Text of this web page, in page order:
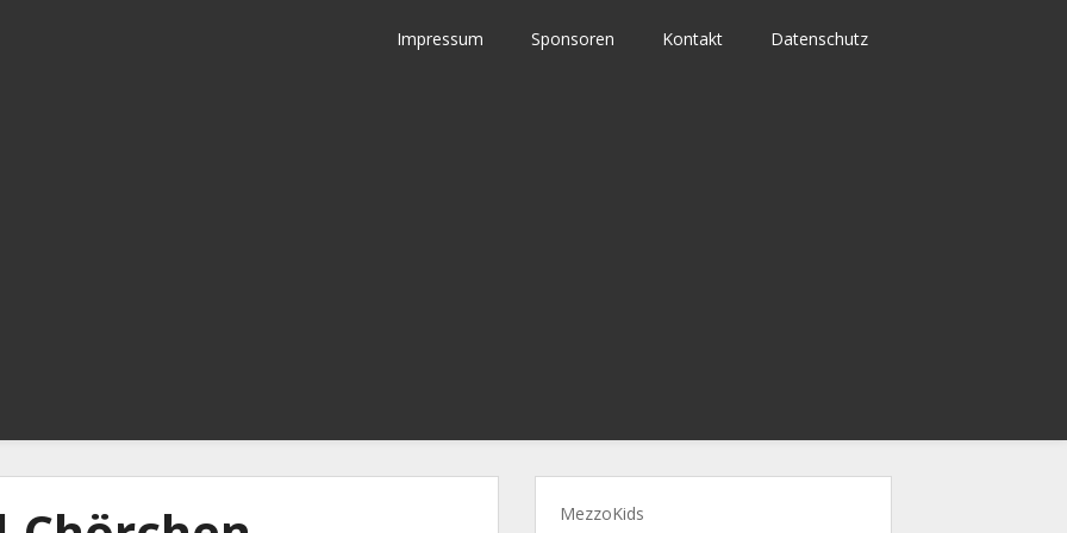
Impressum Sponsoren Kontakt Datenschutz
MezzoKids